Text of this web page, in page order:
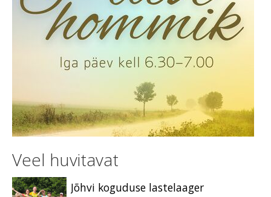
Veel huvitavat
Jõhvi koguduse lastelaager